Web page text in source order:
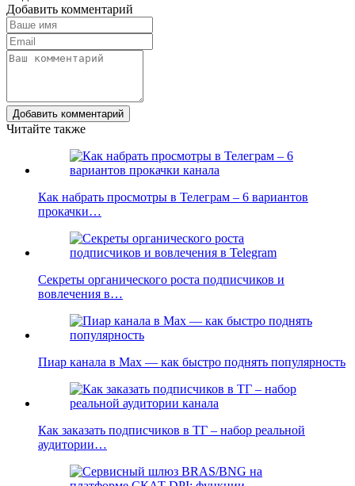
Добавить комментарий
Добавить комментарий
Читайте также
Как набрать просмотры в Телеграм – 6 вариантов
прокачки…
Секреты органического роста подписчиков и
вовлечения в…
Пиар канала в Max — как быстро поднять популярность
Как заказать подписчиков в ТГ – набор реальной
аудитории…